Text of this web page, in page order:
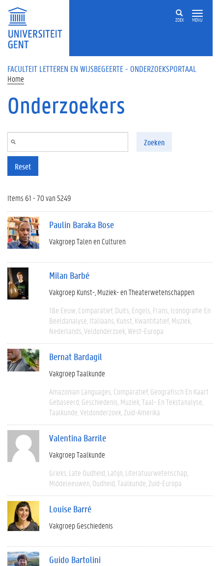
Overslaan en naar de inhoud gaan
ZOEK MENU
FACULTEIT LETTEREN EN WIJSBEGEERTE - ONDERZOEKSPORTAAL
Home
Onderzoekers
Zoeken
Reset
Items 61 - 70 van 5249
Paulin Baraka Bose
Vakgroep Talen en Culturen
Milan Barbé
Vakgroep Kunst-, Muziek- en Theaterwetenschappen
18e Eeuw Comparatief Duits Engels Frans Iconografie En
Beeldanalyse Italiaans Kunst Kwantitatief Muziek
Nederlands Veldonderzoek West-Europa
Bernat Bardagil
Vakgroep Taalkunde
Amazonian Languages Comparatief Geografisch En Kaart
Gebaseerd Geschiedenis Muziek Taal- En Tekstanalyse
Taalkunde Veldonderzoek Zuid-Amerika
Valentina Barrile
Vakgroep Taalkunde
Grieks Late Oudheid Latijn Literatuurwetenschap
Middeleeuwen Oudheid Taalkunde Zuid-Europa
Louise Barré
Vakgroep Geschiedenis
Guido Bartolini